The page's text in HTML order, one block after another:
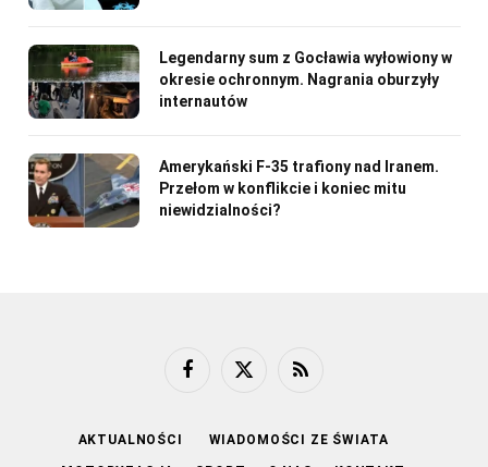
Legendarny sum z Gocławia wyłowiony w
okresie ochronnym. Nagrania oburzyły
internautów
Amerykański F-35 trafiony nad Iranem.
Przełom w konflikcie i koniec mitu
niewidzialności?
FacebookX
RSS
AKTUALNOŚCI WIADOMOŚCI ZE ŚWIATA